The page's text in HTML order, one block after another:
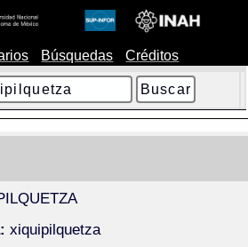
Búsquedas Créditos
xiquipilquetza